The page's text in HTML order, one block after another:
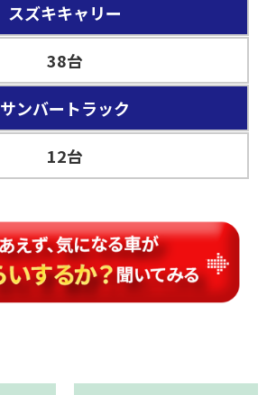
スズキキャリー
38台
サンバートラック
12台